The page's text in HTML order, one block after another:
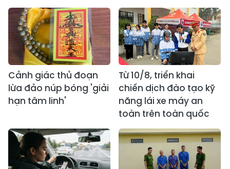
Cảnh giác thủ đoạn
lừa đảo núp bóng 'giải
hạn tâm linh'
Từ 10/8, triển khai
chiến dịch đào tạo kỹ
năng lái xe máy an
toàn trên toàn quốc